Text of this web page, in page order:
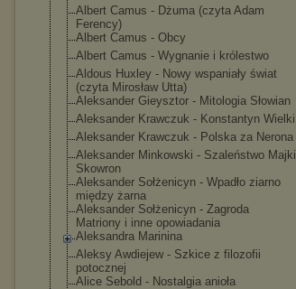
Albert Camus - Dżuma (czyta Adam
Ferency)
Albert Camus - Obcy
Albert Camus - Wygnanie i królestwo
Aldous Huxley - Nowy wspaniały świat
(czyta Mirosław Utta)
Aleksander Gieysztor - Mitologia Słowian
Aleksander Krawczuk - Konstantyn Wielki
Aleksander Krawczuk - Polska za Nerona
Aleksander Minkowski - Szaleństwo Majki
Skowron
Aleksander Sołżenicyn - Wpadło ziarno
między żarna
Aleksander Sołżenicyn - Zagroda
Matriony i inne opowiadania
Aleksandra Marinina
Aleksy Awdiejew - Szkice z filozofii
potocznej
Alice Sebold - Nostalgia anioła